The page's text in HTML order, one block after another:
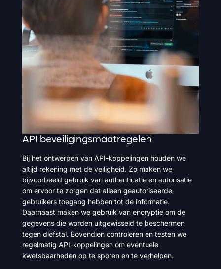
API beveiligings­maatregelen
Bij het ontwerpen van API-koppelingen houden we
altijd rekening met de veiligheid. Zo maken we
bijvoorbeeld gebruik van authenticatie en autorisatie
om ervoor te zorgen dat alleen geautoriseerde
gebruikers toegang hebben tot de informatie.
Daarnaast maken we gebruik van encryptie om de
gegevens die worden uitgewisseld te beschermen
tegen diefstal. Bovendien controleren en testen we
regelmatig API-koppelingen om eventuele
kwetsbaarheden op te sporen en te verhelpen.